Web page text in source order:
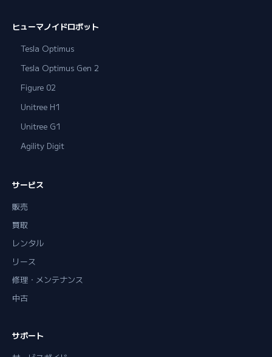
ヒューマノイドロボット
Tesla Optimus
Tesla Optimus Gen 2
Figure 02
Unitree H1
Unitree G1
Agility Digit
サービス
販売
買取
レンタル
リース
修理・メンテナンス
中古
サポート